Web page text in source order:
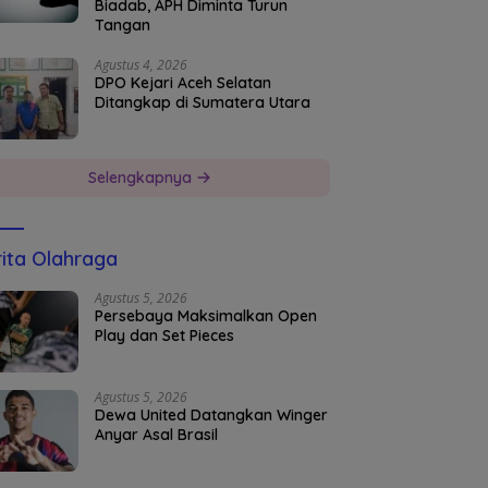
Biadab, APH Diminta Turun
Tangan
Agustus 4, 2026
DPO Kejari Aceh Selatan
Ditangkap di Sumatera Utara
Selengkapnya
Olahraga
Agustus 5, 2026
Persebaya Maksimalkan Open
Play dan Set Pieces
Agustus 5, 2026
Dewa United Datangkan Winger
Anyar Asal Brasil